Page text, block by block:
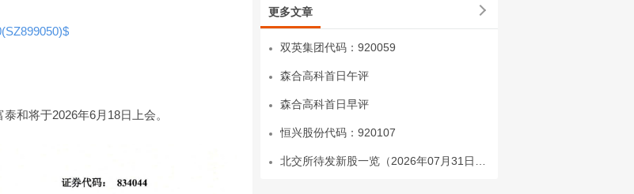
和将于2026年6月18日上会。
更多文章
双英集团代码：920059
森合高科首日午评
森合高科首日早评
恒兴股份代码：920107